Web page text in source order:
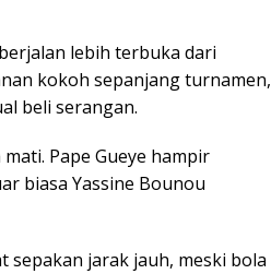
lebih terbuka dari
kokoh sepanjang turnamen,
beli serangan.
Pape Gueye hampir
biasa Yassine Bounou
sepakan jarak jauh, meski bola